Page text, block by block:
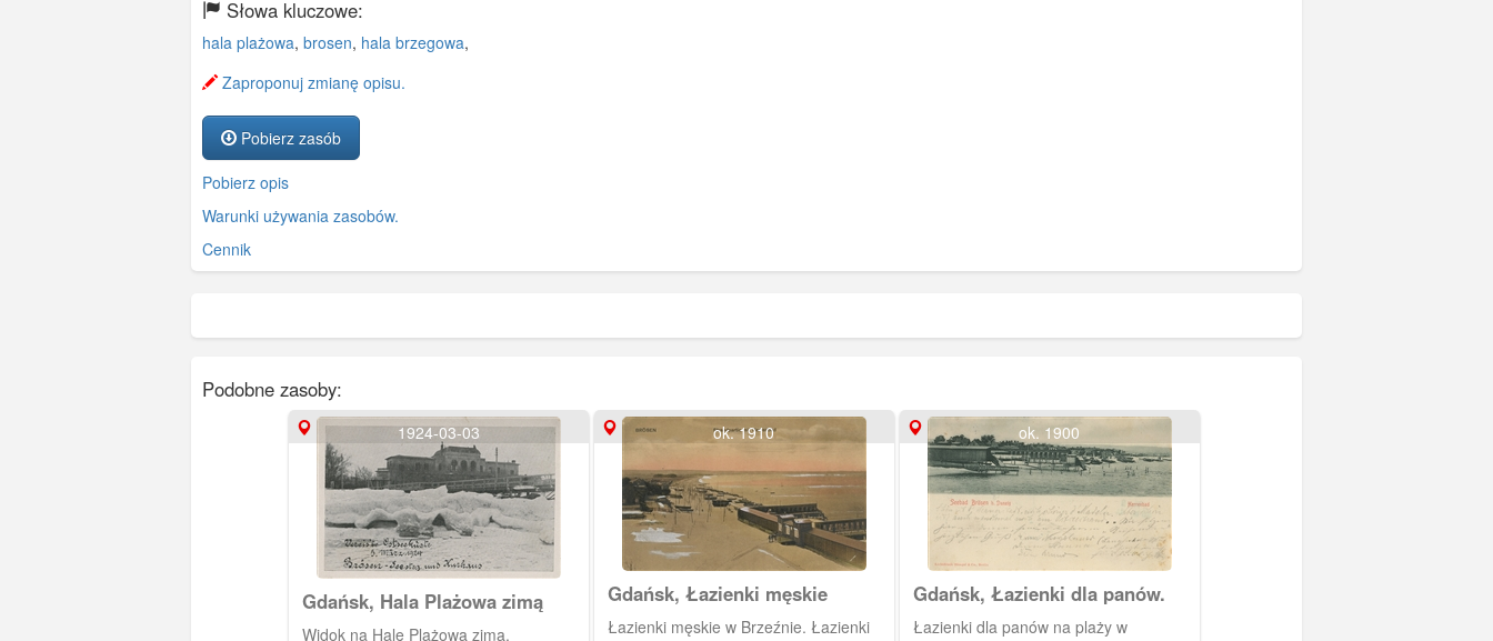
Słowa kluczowe:
hala plażowa, brosen, hala brzegowa,
Zaproponuj zmianę opisu.
Pobierz zasób
Pobierz opis
Warunki używania zasobów.
Cennik
Podobne zasoby:
1924-03-03
Gdańsk, Hala Plażowa zimą
Widok na Halę Plażową zimą.
ok. 1910
Gdańsk, Łazienki męskie
Łazienki męskie w Brzeźnie. Łazienki
ok. 1900
Gdańsk, Łazienki dla panów.
Łazienki dla panów na plaży w